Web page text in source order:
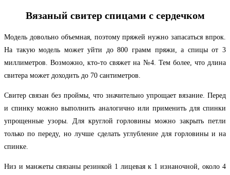
Вязаный свитер спицами с сердечком
Модель довольно объемная, поэтому пряжей нужно запасаться впрок.
На такую модель может уйти до 800 грамм пряжи, а спицы от 3
миллиметров. Возможно, кто-то свяжет на №4. Тем более, что длина
свитера может доходить до 70 сантиметров.
Свитер связан без проймы, что значительно упрощает вязание. Перед
и спинку можно выполнить аналогично или применить для спинки
упрощенные узоры. Для круглой горловины можно закрыть петли
только по переду, но лучше сделать углубление для горловины и на
спинке.
Низ и манжеты связаны резинкой 1 лицевая к 1 изнаночной, около 4